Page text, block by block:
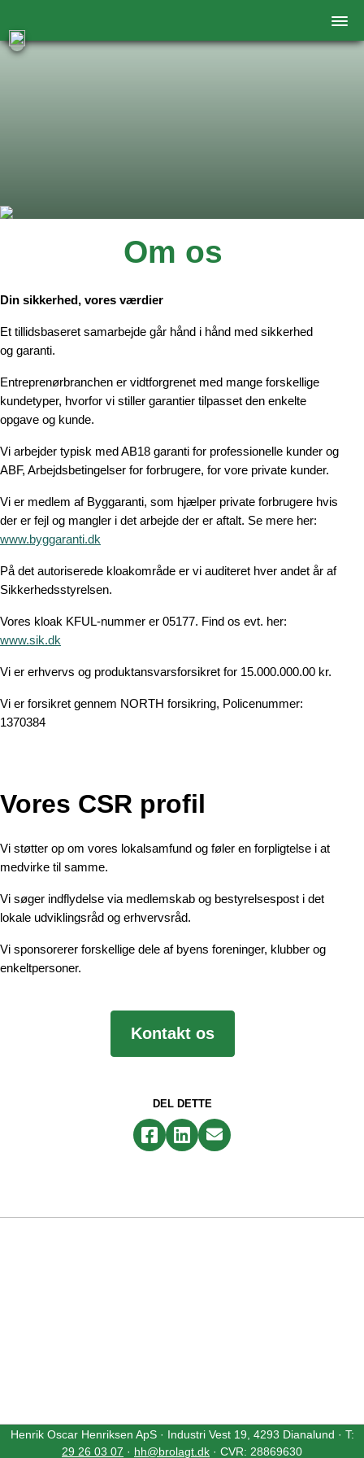
Om os
Din sikkerhed, vores værdier
Et tillidsbaseret samarbejde går hånd i hånd med sikkerhed
og garanti.
Entreprenørbranchen er vidtforgrenet med mange forskellige
kundetyper, hvorfor vi stiller garantier tilpasset den enkelte
opgave og kunde.
Vi arbejder typisk med AB18 garanti for professionelle kunder og
ABF, Arbejdsbetingelser for forbrugere, for vore private kunder.
Vi er medlem af Byggaranti, som hjælper private forbrugere hvis
der er fejl og mangler i det arbejde der er aftalt. Se mere her:
www.byggaranti.dk
På det autoriserede kloakområde er vi auditeret hver andet år af
Sikkerhedsstyrelsen.
Vores kloak KFUL-nummer er 05177. Find os evt. her:
www.sik.dk
Vi er erhvervs og produktansvarsforsikret for 15.000.000.00 kr.
Vi er forsikret gennem NORTH forsikring, Policenummer:
1370384
Vores CSR profil
Vi støtter op om vores lokalsamfund og føler en forpligtelse i at
medvirke til samme.
Vi søger indflydelse via medlemskab og bestyrelsespost i det
lokale udviklingsråd og erhvervsråd.
Vi sponsorerer forskellige dele af byens foreninger, klubber og
enkeltpersoner.
Kontakt os
DEL DETTE
Henrik Oscar Henriksen ApS · Industri Vest 19, 4293 Dianalund · T:
29 26 03 07 · hh@brolagt.dk · CVR: 28869630